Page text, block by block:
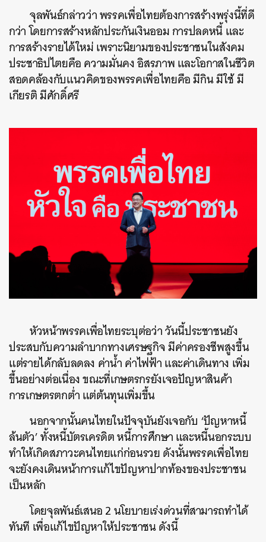
จุลพันธ์กล่าวว่า พรรคเพื่อไทยต้องการสร้างพรุ่งนี้ที่ดี
กว่า โดยการสร้างหลักประกันเงินออม การปลดหนี้ และ
การสร้างรายได้ใหม่ เพราะนิยามของประชาชนในสังคม
ประชาธิปไตยคือ ความมั่นคง อิสรภาพ และโอกาสในชีวิต
สอดคล้องกับแนวคิดของพรรคเพื่อไทยคือ มีกิน มีใช้ มี
เกียรติ มีศักดิ์ศรี
หัวหน้าพรรคเพื่อไทยระบุต่อว่า วันนี้ประชาชนยัง
ประสบกับความลำบากทางเศรษฐกิจ มีค่าครองชีพสูงขึ้น
แต่รายได้กลับลดลง ค่าน้ำ ค่าไฟฟ้า และค่าเดินทาง เพิ่ม
ขึ้นอย่างต่อเนื่อง ขณะที่เกษตรกรยังเจอปัญหาสินค้า
การเกษตรตกต่ำ แต่ต้นทุนเพิ่มขึ้น
นอกจากนั้นคนไทยในปัจจุบันยังเจอกับ ‘ปัญหาหนี้
ล้นตัว’ ทั้งหนี้บัตรเครดิต หนี้การศึกษา และหนี้นอกระบบ
ทำให้เกิดสภาวะคนไทยแก่ก่อนรวย ดังนั้นพรรคเพื่อไทย
จะยังคงเดินหน้าการแก้ไขปัญหาปากท้องของประชาชน
เป็นหลัก
โดยจุลพันธ์เสนอ 2 นโยบายเร่งด่วนที่สามารถทำได้
ทันที เพื่อแก้ไขปัญหาให้ประชาชน ดังนี้